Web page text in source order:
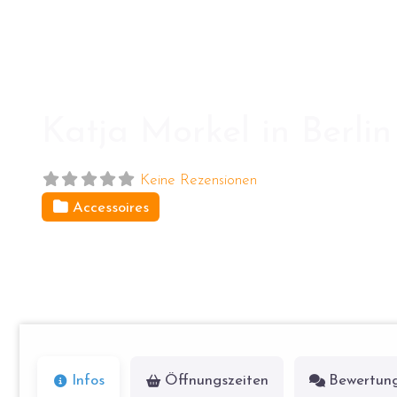
Keine Rezensionen
Accessoires
Infos Öffnungszeiten